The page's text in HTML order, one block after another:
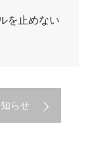
を止めない
らせ